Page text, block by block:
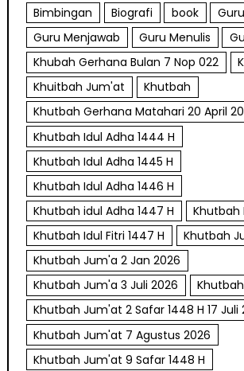
Bimbingan
Biografi book
Guru Menjawab
Guru Menulis
Khubah Gerhana Bulan 7 Nop 022
Khuitbah Jum'at
Khutbah
Khutbah Gerhana Matahari 20 April
Khutbah Idul Adha 1444 H
Khutbah Idul Adha 1445 H
Khutbah Idul Adha 1446 H
Khutbah idul Adha 1447 H
Khutbah
Khutbah Idul Fitri 1447 H
Khutbah
Khutbah Jum'a 2 Jan 2026
Khutbah Jum'a 3 Juli 2026
Khutbah Jum'at 2 Safar 1448 H 17 Juli
Khutbah Jum'at 7 Agustus 2026
Khutbah Jum'at 9 Safar 1448 H